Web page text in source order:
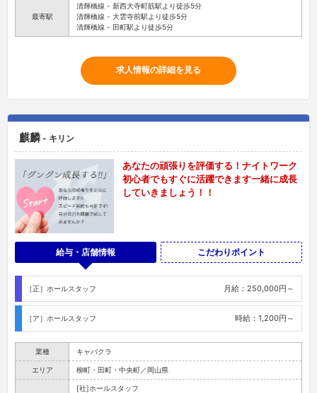
最寄駅
清輝橋線 - 新西大寺町筋駅より徒歩5分
清輝橋線 - 大雲寺前駅より徒歩5分
清輝橋線 - 田町駅より徒歩5分
求人情報の詳細を見る
麒麟 - キリン
あなたの頑張りを評価する！ナイトワーク
初心者でもすぐに活躍できます一緒に成長
していきましょう！！
給与・店舗情報 こだわりポイント
［正］ホールスタッフ 月給：250,000円～
［ア］ホールスタッフ 時給：1,200円～
業種 キャバクラ
エリア 柳町・田町・中央町／岡山県
[社]ホールスタッフ